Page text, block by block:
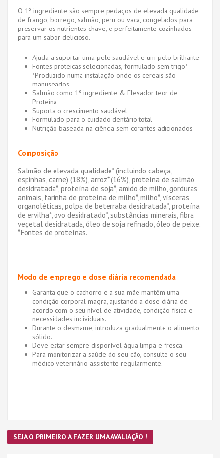
O 1º ingrediente são sempre pedaços de elevada qualidade
de frango, borrego, salmão, peru ou vaca, congelados para
preservar os nutrientes chave, e perfeitamente cozinhados
para um sabor delicioso.
Ajuda a suportar uma pele saudável e um pelo brilhante
Fontes proteicas selecionadas, formulado sem trigo*
*Produzido numa instalação onde os cereais são
manuseados.
Salmão como 1º ingrediente & Elevador teor de
Proteína
Suporta o crescimento saudável
Formulado para o cuidado dentário total
Nutrição baseada na ciência sem corantes adicionados
Composição
Salmão de elevada qualidade* (incluindo cabeça,
espinhas, carne) (18%), arroz* (16%), proteína de salmão
desidratada*, proteína de soja*, amido de milho, gorduras
animais, farinha de proteína de milho*, milho*, vísceras
organoléticas, polpa de beterraba desidratada*, proteína
de ervilha*, ovo desidratado*, substâncias minerais, fibra
vegetal desidratada, óleo de soja refinado, óleo de peixe.
*Fontes de proteínas.
Modo de emprego e dose diária recomendada
Garanta que o cachorro e a sua mãe mantêm uma
condição corporal magra, ajustando a dose diária de
acordo com o seu nível de atividade, condição física e
necessidades individuais.
Durante o desmame, introduza gradualmente o alimento
sólido.
Deve estar sempre disponível água limpa e fresca.
Para monitorizar a saúde do seu cão, consulte o seu
médico veterinário assistente regularmente.
SEJA O PRIMEIRO A FAZER UMA AVALIAÇÃO !